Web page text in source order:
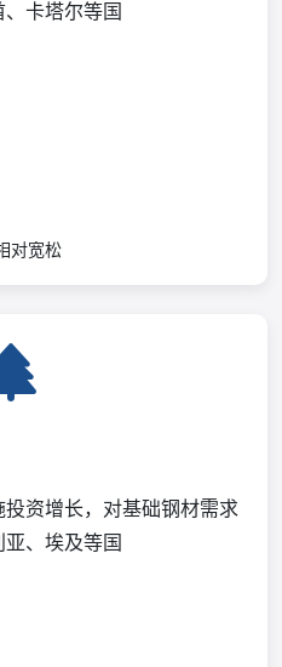
卡塔尔等国
对宽松
资增长，对基础钢材需求
、埃及等国